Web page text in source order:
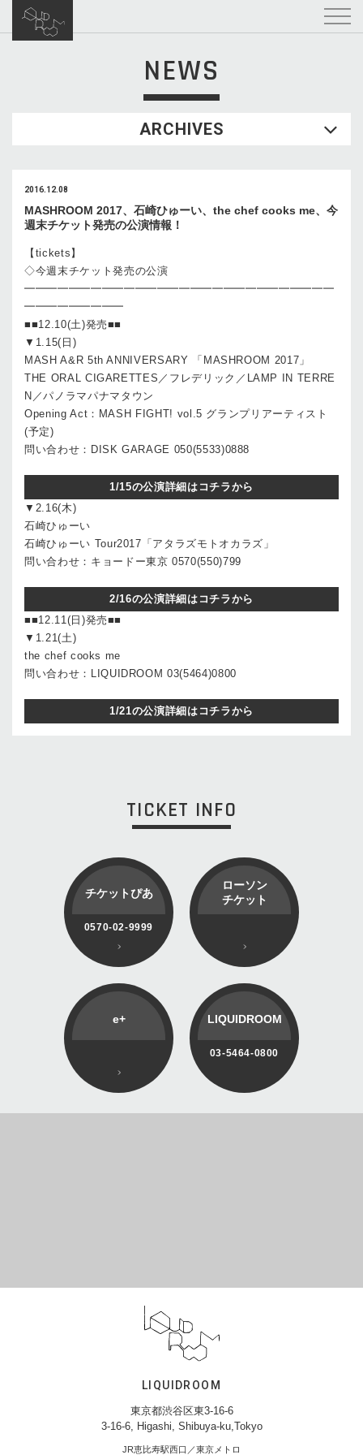
NEWS
ARCHIVES
2016.12.08
MASHROOM 2017、石崎ひゅーい、the chef cooks me、今
週末チケット発売の公演情報！
【tickets】
◇今週末チケット発売の公演
━━━━━━━━━━━━━━━━━━━━━━━━━━━━
━━━━━━━━━
■■12.10(土)発売■■
▼1.15(日)
MASH A&R 5th ANNIVERSARY 「MASHROOM 2017」
THE ORAL CIGARETTES／フレデリック／LAMP IN TERRE
N／パノラマパナマタウン
Opening Act：MASH FIGHT! vol.5 グランプリアーティスト
(予定)
問い合わせ：DISK GARAGE 050(5533)0888
1/15の公演詳細はコチラから
▼2.16(木)
石崎ひゅーい
石崎ひゅーい Tour2017「アタラズモトオカラズ」
問い合わせ：キョードー東京 0570(550)799
2/16の公演詳細はコチラから
■■12.11(日)発売■■
▼1.21(土)
the chef cooks me
問い合わせ：LIQUIDROOM 03(5464)0800
1/21の公演詳細はコチラから
TICKET INFO
チケットぴあ
0570-02-9999
ローソン
チケット
e+ LIQUIDROOM
03-5464-0800
LIQUIDROOM
東京都渋谷区東3-16-6
3-16-6, Higashi, Shibuya-ku,Tokyo
JR恵比寿駅西口／東京メトロ